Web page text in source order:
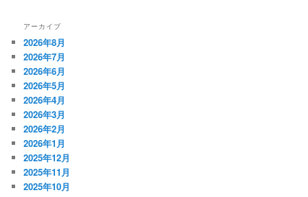
アーカイブ
2026年8月
2026年7月
2026年6月
2026年5月
2026年4月
2026年3月
2026年2月
2026年1月
2025年12月
2025年11月
2025年10月